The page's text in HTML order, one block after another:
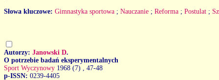
Słowa kluczowe: Gimnastyka sportowa ; Nauczanie ; Reforma ; Postulat ;
Autorzy: Janowski D.
O potrzebie badań eksperymentalnych
Sport Wyczynowy 1968 (7)
, 47-48
p-ISSN: 0239-4405